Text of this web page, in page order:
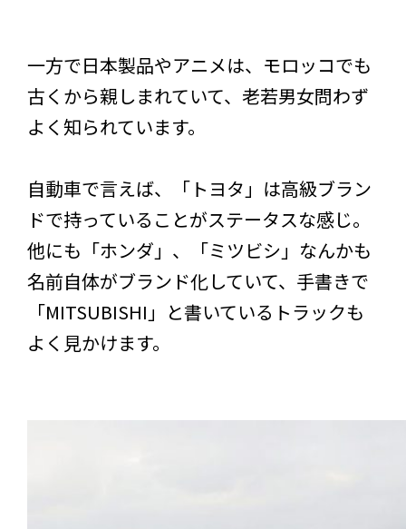
一方で日本製品やアニメは、モロッコでも
古くから親しまれていて、老若男女問わず
よく知られています。
自動車で言えば、「トヨタ」は高級ブラン
ドで持っていることがステータスな感じ。
他にも「ホンダ」、「ミツビシ」なんかも
名前自体がブランド化していて、手書きで
「MITSUBISHI」と書いているトラックも
よく見かけます。